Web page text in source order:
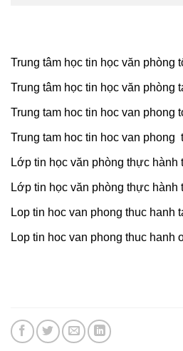
Trung tâm học tin học văn phòng
Trung tâm học tin học văn phòng
Trung tam hoc tin hoc van phong
Trung tam hoc tin hoc van phong
Lớp tin học văn phòng thực hành
Lớp tin học văn phòng thực hành
Lop tin hoc van phong thuc hanh
Lop tin hoc van phong thuc hanh